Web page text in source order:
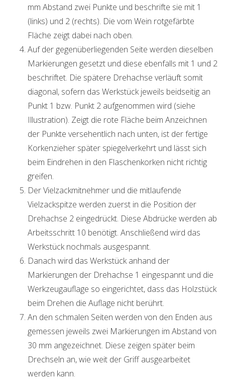
mm Abstand zwei Punkte und beschrifte sie mit 1
(links) und 2 (rechts). Die vom Wein rotgefärbte
Fläche zeigt dabei nach oben.
Auf der gegenüberliegenden Seite werden dieselben
Markierungen gesetzt und diese ebenfalls mit 1 und 2
beschriftet. Die spätere Drehachse verläuft somit
diagonal, sofern das Werkstück jeweils beidseitig an
Punkt 1 bzw. Punkt 2 aufgenommen wird (siehe
Illustration). Zeigt die rote Fläche beim Anzeichnen
der Punkte versehentlich nach unten, ist der fertige
Korkenzieher später spiegelverkehrt und lässt sich
beim Eindrehen in den Flaschenkorken nicht richtig
greifen.
Der Vielzackmitnehmer und die mitlaufende
Vielzackspitze werden zuerst in die Position der
Drehachse 2 eingedrückt. Diese Abdrücke werden ab
Arbeitsschritt 10 benötigt. Anschließend wird das
Werkstück nochmals ausgespannt.
Danach wird das Werkstück anhand der
Markierungen der Drehachse 1 eingespannt und die
Werkzeugauflage so eingerichtet, dass das Holzstück
beim Drehen die Auflage nicht berührt.
An den schmalen Seiten werden von den Enden aus
gemessen jeweils zwei Markierungen im Abstand von
30 mm angezeichnet. Diese zeigen später beim
Drechseln an, wie weit der Griff ausgearbeitet
werden kann.